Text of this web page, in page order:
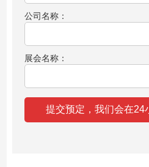
公司名称：
展会名称：